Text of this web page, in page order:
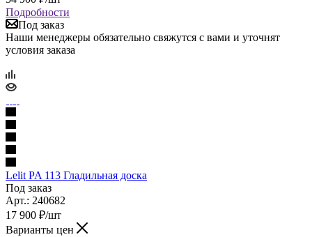
Подробности
Под заказ
Наши менеджеры обязательно свяжутся с вами и уточнят
условия заказа
Lelit PA 113 Гладильная доска
Под заказ
Арт.: 240682
17 900 ₽/шт
Варианты цен